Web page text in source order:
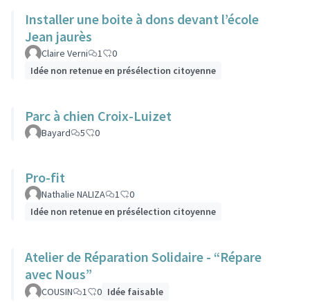
Installer une boite à dons devant l’école
Jean jaurès
Claire Verni 1
0
Idée non retenue en présélection citoyenne
Parc à chien Croix-Luizet
Bayard 5 0
Pro-fit
Nathalie NALIZA 1
0
Idée non retenue en présélection citoyenne
Atelier de Réparation Solidaire - “Répare
avec Nous”
COUSIN 1 0 Idée faisable